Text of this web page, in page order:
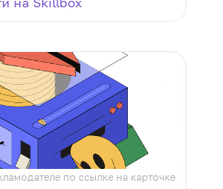
по ссылке на карточке